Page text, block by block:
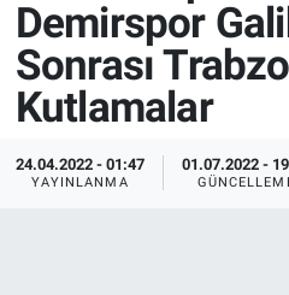
Demirspor
Sonrası
Kutlamalar
24.04.2022 - 01:47
YAYINLANMA
01.07.2022 -
KULİS MEYDANI
1461 TRABZON
Son Dakika Haberleri
Haber Arşivi